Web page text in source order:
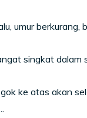
umur
singkat dalam
ke atas akan